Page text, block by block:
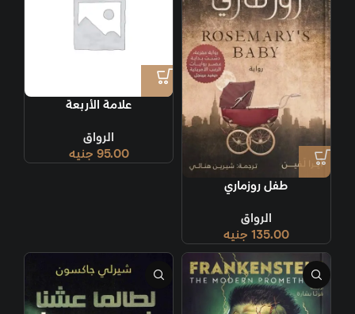
طفل روزماري
الرواق
135.00 جنيه
علامة الأربعة
الرواق
95.00 جنيه